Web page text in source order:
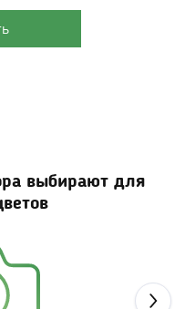
выбирают для